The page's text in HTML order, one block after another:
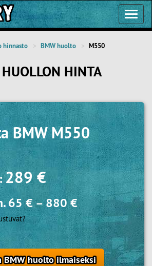
hinnasto BMW huolto M550
HINTA
BMW M550
289 €
65 €–880 €
huolto ilmaiseksi